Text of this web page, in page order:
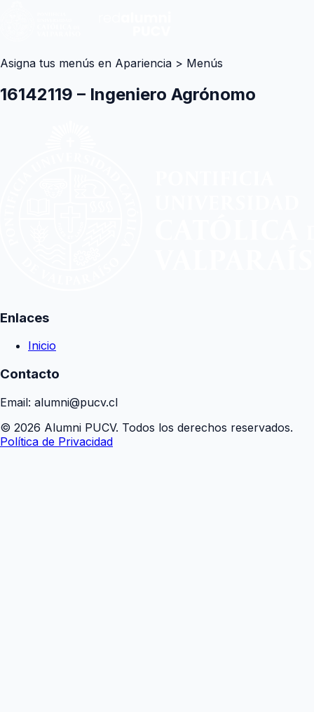
Asigna tus menús en Apariencia > Menús
16142119 – Ingeniero Agrónomo
Enlaces
Inicio
Contacto
Email: alumni@pucv.cl
© 2026 Alumni PUCV. Todos los derechos reservados.
Política de Privacidad